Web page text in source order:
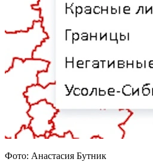
Фото: Анастасия Бутник